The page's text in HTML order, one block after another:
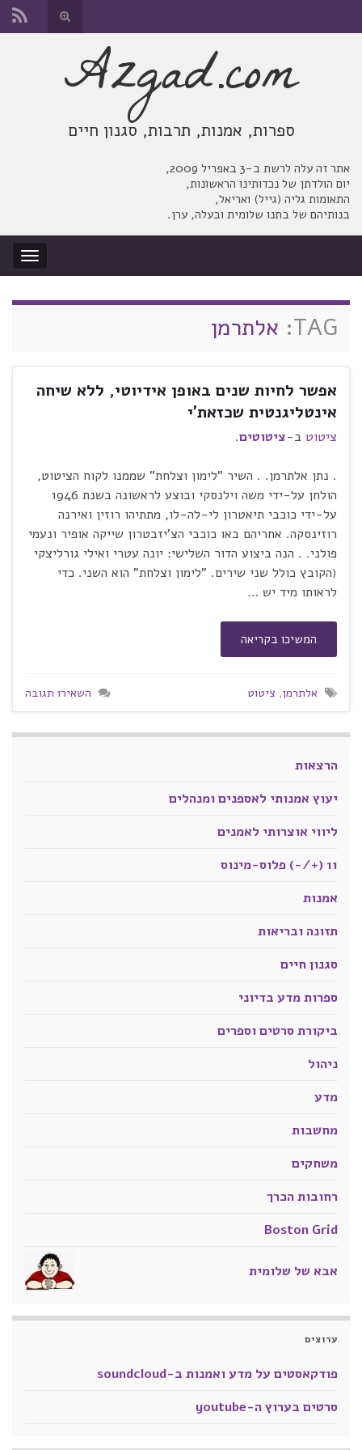
החלף
טופס
אתר זה עלה לרשת ב-3 באפריל 2009,
יום הולדתן של נכדותינו הראשונות,
התאומות גליה (גייל) ואריאל,
בנותיהם של בתנו שלומית ובעלה, ערן.
החלף
ניווט
Azgad.com
ספרות, אמנות, תרבות, סגנון חיים
TAG: אלתרמן
אפשר לחיות שנים באופן אידיוטי, ללא שיחה
אינטליגנטית שכזאת'י
ציטוט ב-ציטוטים.
. נתן אלתרמן. . השיר "לימון וצלחת" שממנו לקוח הציטוט,
הולחן על-ידי משה וילנסקי ובוצע לראשונה בשנת 1946
על-ידי כוכבי תיאטרון לי-לה-לו, מתתיהו רוזין ואירנה
רוזינסקה. אחריהם באו כוכבי הצ'יזבטרון שייקה אופיר ונעמי
פולני. . הנה ביצוע הדור השלישי: יונה עטרי ואילי גורליצקי
(הקובץ כולל שני שירים. "לימון וצלחת" הוא השני. כדי
לראותו מיד יש …
המשיכו בקריאה
אלתרמן, ציטוט השאירו תגובה
הרצאות
יעוץ אמנותי לאספנים ומנהלים
ליווי אוצרותי לאמנים
11 (+/-) פלוס-מינוס
אמנות
תזונה ובריאות
סגנון חיים
ספרות מדע בדיוני
ביקורת סרטים וספרים
ניהול
מדע
מחשבות
משחקים
רחובות הכרך
Boston Grid
אבא של שלומית
ערוצים
פודקאסטים על מדע ואמנות ב-soundcloud
סרטים בערוץ ה-youtube